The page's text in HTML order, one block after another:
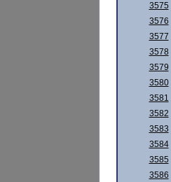
3575
3576
3577
3578
3579
3580
3581
3582
3583
3584
3585
3586